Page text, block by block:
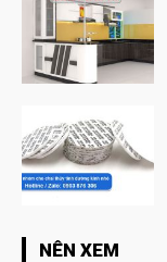
NÊN XEM